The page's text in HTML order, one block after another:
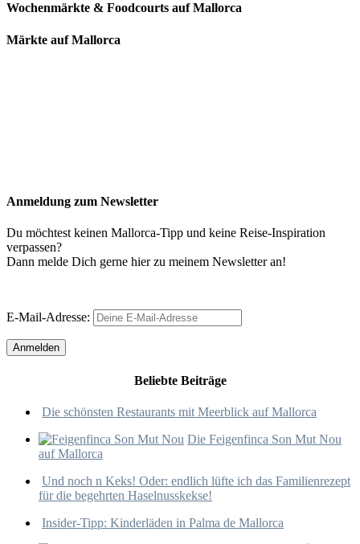
Wochenmärkte & Foodcourts auf Mallorca
Märkte auf Mallorca
Anmeldung zum Newsletter
Du möchtest keinen Mallorca-Tipp und keine Reise-Inspiration
verpassen?
Dann melde Dich gerne hier zu meinem Newsletter an!
E-Mail-Adresse:
Beliebte Beiträge
Die schönsten Restaurants mit Meerblick auf Mallorca
Die Feigenfinca Son Mut Nou
auf Mallorca
Und noch n Keks! Oder: endlich lüfte ich das Familienrezept
für die begehrten Haselnusskekse!
Insider-Tipp: Kinderläden in Palma de Mallorca